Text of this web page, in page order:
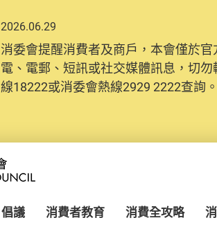
2026.06.29
消委會提醒消費者及商戶，本會僅於
電、電郵、短訊或社交媒體訊息，切
線18222或消委會熱線2929 2222查詢。
倡議 消費者教育 消費全攻略